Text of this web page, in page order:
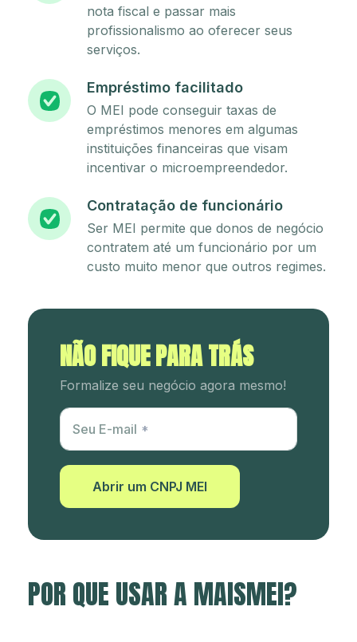
nota fiscal e passar mais
profissionalismo ao oferecer seus
serviços.
Empréstimo facilitado
O MEI pode conseguir taxas de
empréstimos menores em algumas
instituições financeiras que visam
incentivar o microempreendedor.
Contratação de funcionário
Ser MEI permite que donos de negócio
contratem até um funcionário por um
custo muito menor que outros regimes.
NÃO FIQUE PARA TRÁS
Formalize seu negócio agora mesmo!
Utm Content
Seu E-mail
Abrir um CNPJ MEI
POR QUE USAR A MAISMEI?